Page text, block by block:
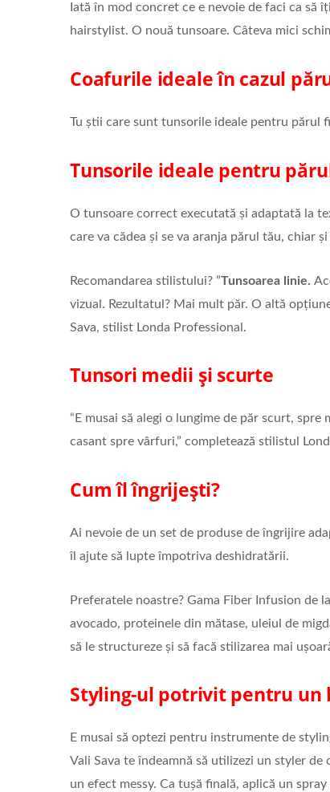
Iată în mod concret ce e nevoie de faci ca să
hairstylist. O nouă tunsoare. Câteva mici
Coafurile ideale în cazul
Tu știi care sunt tunsorile ideale pentru părul
Tunsorile ideale pentru pă
O tunsoare correct executată și adaptată la
care va cădea și se va aranja părul tău, chiar
Recomandarea stilistului? ”Tunsoarea linie.
vizual. Rezultatul? Mai mult păr. O altă
Sava, stilist Londa Professional.
Tunsori medii și scurte
“E musai să alegi o lungime de păr scurt,
casant spre vârfuri,” completează stilistul
Cum îl îngrijești?
Ai nevoie de un set de produse de îngrijire
îl ajute să lupte împotriva deshidratării.
Preferatele noastre? Gama Fiber Infusion de
avocado, proteinele din mătase, uleiul de
să le structureze și să facă stilizarea mai
Styling-ul potrivit pentru un
E musai să optezi pentru instrumente de
Vali Sava te îndeamnă să utilizezi un styler
un efect messy. Ca tușă finală, aplică un